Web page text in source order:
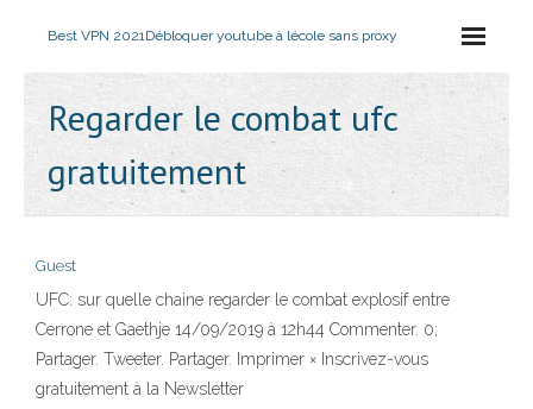
Best VPN 2021Débloquer youtube à lécole sans proxy
Regarder le combat ufc
gratuitement
Guest
UFC: sur quelle chaine regarder le combat explosif entre
Cerrone et Gaethje 14/09/2019 à 12h44 Commenter. 0;
Partager. Tweeter. Partager. Imprimer × Inscrivez-vous
gratuitement à la Newsletter